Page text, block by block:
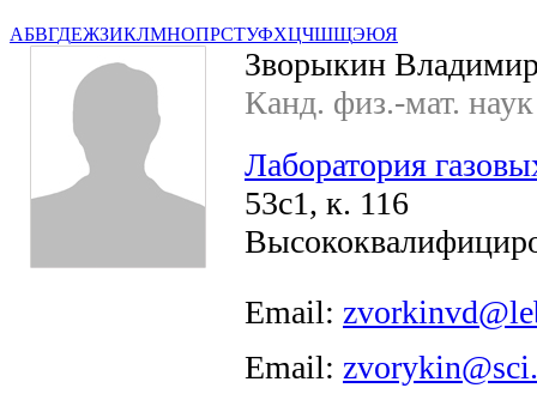
АБВГДЕЖЗИКЛМНОПРСТУФХЦЧШЩЭЮЯ
Зворыкин
Канд. физ.-мат. наук
Лаборатория
53с1, к. 116
Email:
Email: